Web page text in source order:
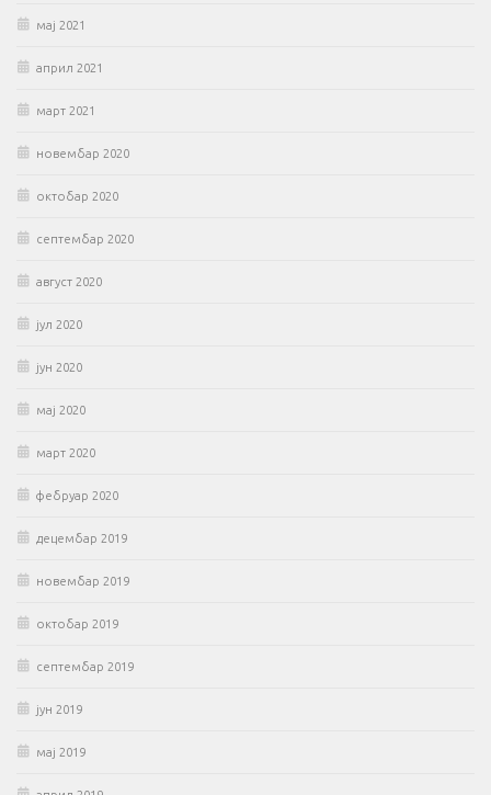
мај 2021
април 2021
март 2021
новембар 2020
октобар 2020
септембар 2020
август 2020
јул 2020
јун 2020
мај 2020
март 2020
фебруар 2020
децембар 2019
новембар 2019
октобар 2019
септембар 2019
јун 2019
мај 2019